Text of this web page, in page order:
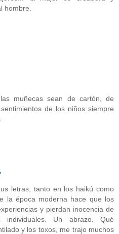
hombre.
muñecas sean de cartón, de
de los niños siempre
letras, tanto en los haikú como
la época moderna hace que los
y pierdan inocencia de
individuales. Un abrazo. Qué
y los toxos, me trajo muchos